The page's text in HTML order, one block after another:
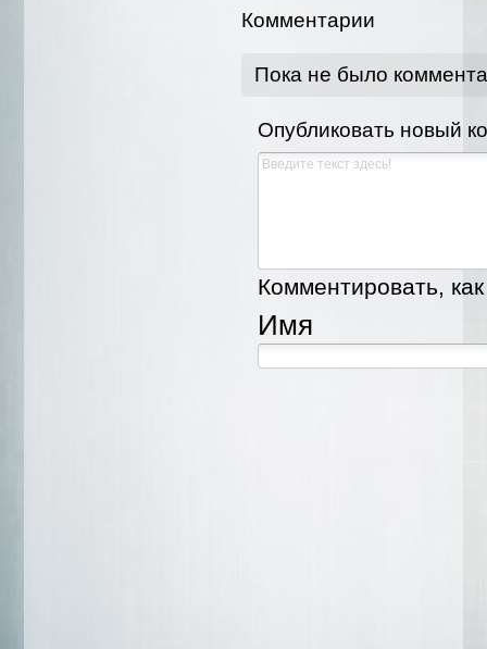
Комментарии
Пока не было
Опубликовать новый
Комментировать,
Имя